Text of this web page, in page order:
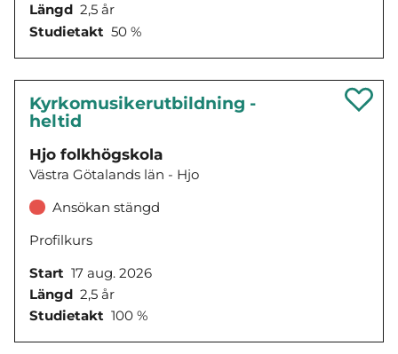
Längd 2,5 år
Studietakt 50 %
Kyrkomusikerutbildning -
heltid
Hjo folkhögskola
Västra Götalands län - Hjo
Ansökan stängd
Profilkurs
Start 17 aug. 2026
Längd 2,5 år
Studietakt 100 %